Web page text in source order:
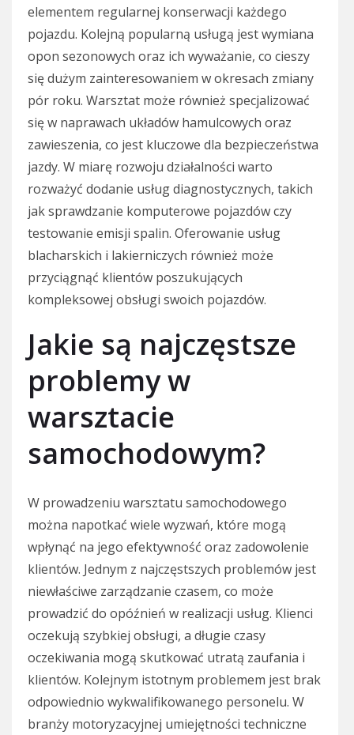
elementem regularnej konserwacji każdego
pojazdu. Kolejną popularną usługą jest wymiana
opon sezonowych oraz ich wyważanie, co cieszy
się dużym zainteresowaniem w okresach zmiany
pór roku. Warsztat może również specjalizować
się w naprawach układów hamulcowych oraz
zawieszenia, co jest kluczowe dla bezpieczeństwa
jazdy. W miarę rozwoju działalności warto
rozważyć dodanie usług diagnostycznych, takich
jak sprawdzanie komputerowe pojazdów czy
testowanie emisji spalin. Oferowanie usług
blacharskich i lakierniczych również może
przyciągnąć klientów poszukujących
kompleksowej obsługi swoich pojazdów.
Jakie są najczęstsze
problemy w
warsztacie
samochodowym?
W prowadzeniu warsztatu samochodowego
można napotkać wiele wyzwań, które mogą
wpłynąć na jego efektywność oraz zadowolenie
klientów. Jednym z najczęstszych problemów jest
niewłaściwe zarządzanie czasem, co może
prowadzić do opóźnień w realizacji usług. Klienci
oczekują szybkiej obsługi, a długie czasy
oczekiwania mogą skutkować utratą zaufania i
klientów. Kolejnym istotnym problemem jest brak
odpowiednio wykwalifikowanego personelu. W
branży motoryzacyjnej umiejętności techniczne